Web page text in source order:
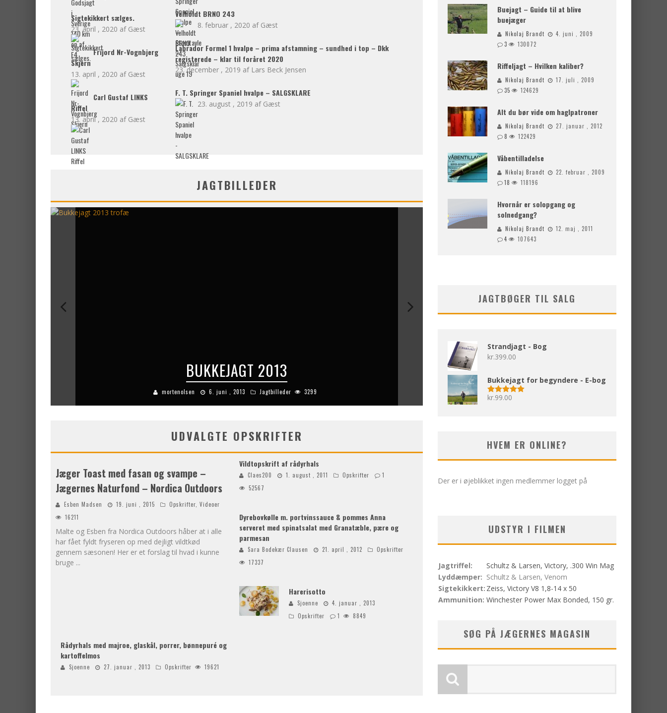
Sigtekikkert sælges.
23. april , 2020 Gæst
Frijord Nr-Vognbjerg
Skjern
13. april , 2020 Gæst
Carl Gustaf LINKS
Riffel
13. april , 2020 Gæst
Velholdt BRNO 243
8. februar , 2020 Gæst
Labrador Formel 1 hvalpe – prima afstamning – sundhed i top – Dkk
registerede – klar til foråret 2020
23. december , 2019 Lars Beck Jensen
F. T. Springer Spaniel hvalpe – SALGSKLARE
23. august , 2019 Gæst
JAGTBILLEDER
BUKKEJAGT 2013
mortenolsen 6. juni , 2013 Jagtbilleder 3299
UDVALGTE OPSKRIFTER
Jæger Toast med fasan og svampe –
Jægernes Naturfond – Nordica Outdoors
Esben Madsen 19. juni , 2015 Opskrifter Videoer
16211
Malte og Esben fra Nordica Outdoors håber at i alle
har fået fyldt fryseren op med dejligt vildtkød
gennem sæsonen! Her er et forslag til hvad i kunne
bruge ...
Vildtopskrift af rådyrhals
Claes200 1. august , 2011 Opskrifter
1
52567
Dyrebovkølle m. portvinssauce & pommes Anna
serveret med spinatsalat med Granatæble, pære og
parmesan
Sara Bodekær Clausen 21. april , 2012
Opskrifter
17337
Harerisotto
Sjoenne
4. januar , 2013
Opskrifter
1 8849
Rådyrhals med majroe, glaskål, porrer, bønnepuré og
kartoffelmos
Sjoenne 27. januar , 2013 Opskrifter 19621
Buejagt – Guide til at blive
buejæger
Nikolaj Brandt
4. juni , 2009
3
130072
Riffeljagt – Hvilken kaliber?
Nikolaj Brandt
17. juli , 2009
35
124629
Alt du bør vide om haglpatroner
Nikolaj Brandt
27. januar , 2012
8
122429
Våbentilladelse
Nikolaj Brandt
22. februar , 2009
18
118196
Hvornår er solopgang og
solnedgang?
Nikolaj Brandt
12. maj , 2011
4
107643
JAGTBØGER TIL SALG
Strandjagt - Bog
kr.399.00
Bukkejagt for begyndere - E-bog
Vurderet
kr.99.00
HVEM ER ONLINE?
Der er i øjeblikket ingen medlemmer logget på
UDSTYR I FILMEN
Jagtriffel:
Schultz & Larsen, Victory, .300 Win Mag
Lyddæmper: Schultz & Larsen, Venom
Sigtekikkert: Zeiss, Victory V8 1,8-14 x 50
Ammunition: Winchester Power Max Bonded, 150 gr.
SØG PÅ JÆGERNES MAGASIN